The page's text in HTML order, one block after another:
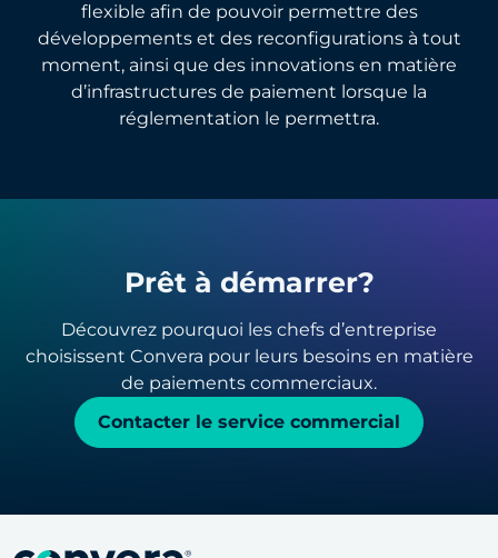
flexible afin de pouvoir permettre des
développements et des reconfigurations à tout
moment, ainsi que des innovations en matière
d’infrastructures de paiement lorsque la
réglementation le permettra.
Prêt à démarrer?
Découvrez pourquoi les chefs d’entreprise
choisissent Convera pour leurs besoins en matière
de paiements commerciaux.
Contacter le service commercial